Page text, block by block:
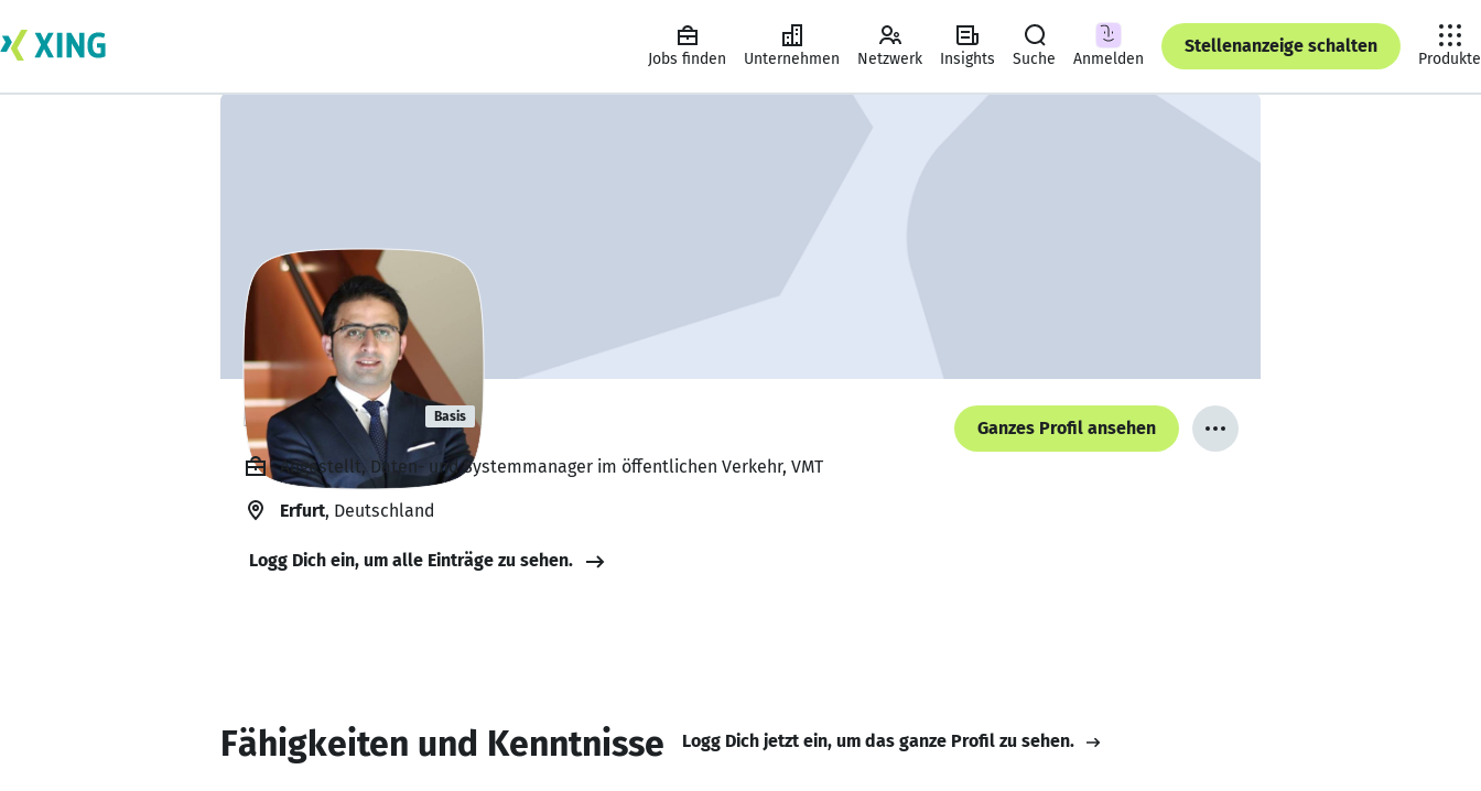
Jobs finden Unternehmen Netzwerk Insights Suche Anmelden
Stellenanzeige schalten
Produkte
Nima Kasaie Basis
Ganzes Profil ansehen
Angestellt, Daten- und Systemmanager im öffentlichen Verkehr, VMT
Erfurt, Deutschland
Logg Dich ein, um alle Einträge zu sehen.
Fähigkeiten und Kenntnisse Logg Dich jetzt ein, um das ganze Profil zu sehen.